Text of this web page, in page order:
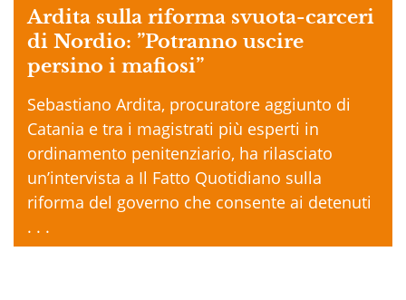
Ardita sulla riforma svuota-carceri
di Nordio: ”Potranno uscire
persino i mafiosi”
Sebastiano Ardita, procuratore aggiunto di
Catania e tra i magistrati più esperti in
ordinamento penitenziario, ha rilasciato
un’intervista a Il Fatto Quotidiano sulla
riforma del governo che consente ai detenuti
. . .